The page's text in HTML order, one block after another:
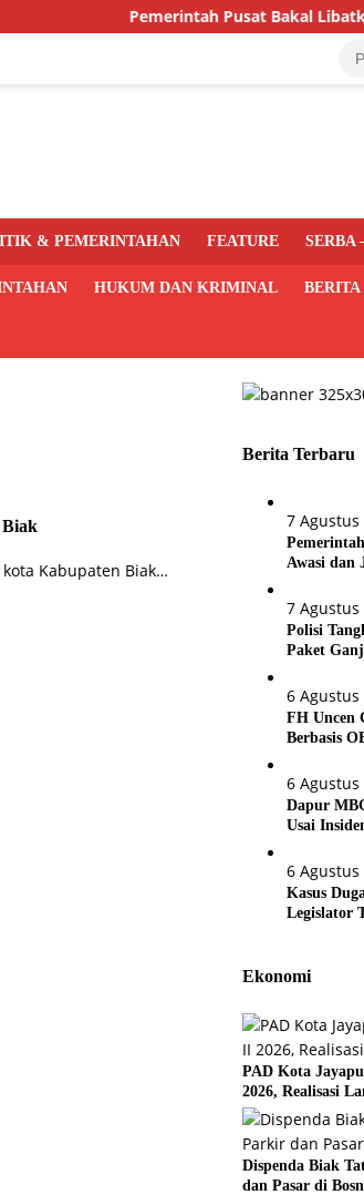
Pemerintah Pusat Bakal Libatkan
& PEMERINTAHAN FEATURE SERBA
HUKUM DAN KRIMINAL
Kabupaten Biak…
Berita Terbaru
7 Agustus
Awasi dan
7 Agustus
Polisi
Paket
6 Agustus
FH Uncen
Berbasis
6 Agustus
Dapur
Usai
6 Agustus
Kasus
Legislator
Ekonomi
PAD Kota
2026, Realisasi
Dispenda Biak
dan Pasar di